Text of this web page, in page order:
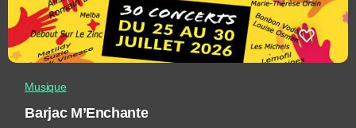
Musique
Barjac M’Enchante